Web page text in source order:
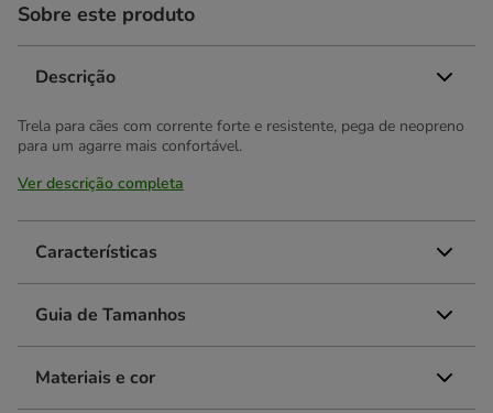
Sobre este produto
Descrição
Trela para cães com corrente forte e resistente, pega de neopreno
para um agarre mais confortável.
Ver descrição completa
Características
Guia de Tamanhos
Materiais e cor